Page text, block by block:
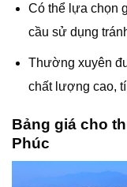
Có thể lựa chọn
cầu sử dụng
Thường xuyên
chất lượng cao,
Bảng giá cho
Phúc